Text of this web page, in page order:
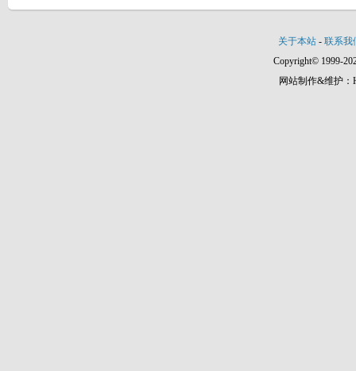
关于本站 - 联系我
Copyright© 1999-
网站制作&维护